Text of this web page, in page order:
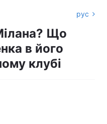
рус
Що
в його
клубі